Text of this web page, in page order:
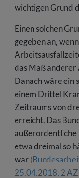
wichtigen Grund
Einen solchen
gegeben an,
das Maß anderer
Danach wäre ein
einem Drittel
Zeitraums von
erreicht. Das
außerordentliche
etwa dreimal so
war
25.04.2018, 2